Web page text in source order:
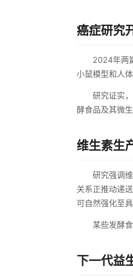
癌症研究
2024年两
小鼠模型和人
研究证实
酵食品及其微
维生素生
研究强调
关系正推动递
可自然强化至
某些发酵
下一代益